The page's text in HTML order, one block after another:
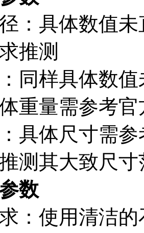
：具体数值
推测
同样具体数值
重量需参考官
具体尺寸需
测其大致尺寸
数
：使用清洁